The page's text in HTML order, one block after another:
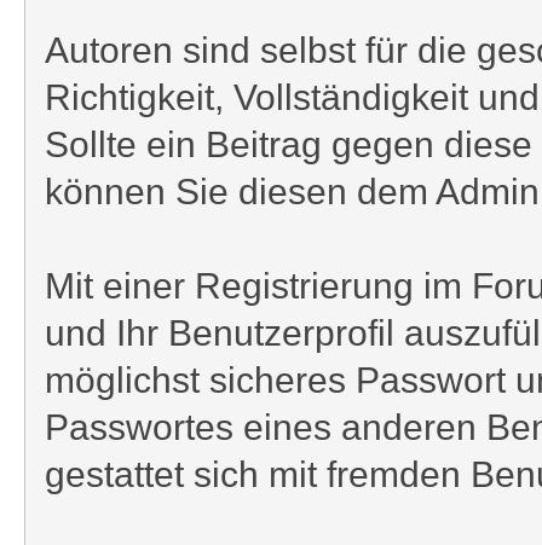
Autoren sind selbst für die
Richtigkeit, Vollständigkeit
Sollte ein Beitrag gegen
können Sie diesen dem
Mit einer Registrierung im
und Ihr Benutzerprofil
möglichst sicheres Passwort
Passwortes eines anderen
gestattet sich mit fremden